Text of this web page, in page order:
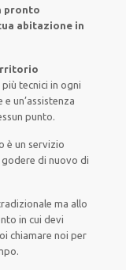
pronto
abitazione in
piùtecnici in ogni
e un’assistenza
punto.
èun servizio
godere di nuovodi
ma allo
in cuidevi
chiamare noi per
.